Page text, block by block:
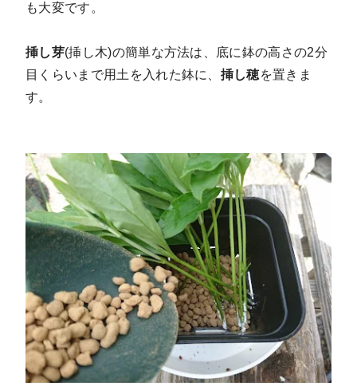
も大変です。
挿し芽(挿し木)の簡単な方法は、底に鉢の高さの2分
目くらいまで用土を入れた鉢に、 挿し穂を置きま
す。